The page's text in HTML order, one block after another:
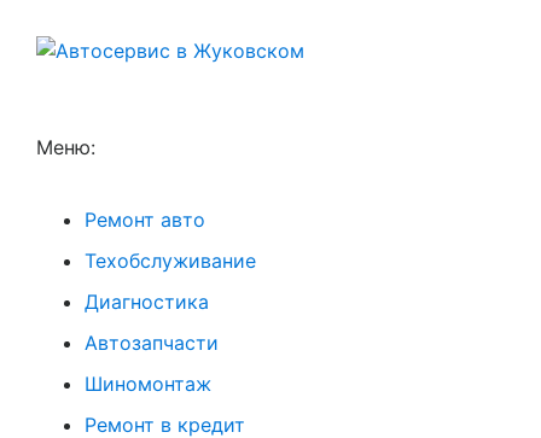
Меню:
Ремонт авто
Техобслуживание
Диагностика
Автозапчасти
Шиномонтаж
Ремонт в кредит